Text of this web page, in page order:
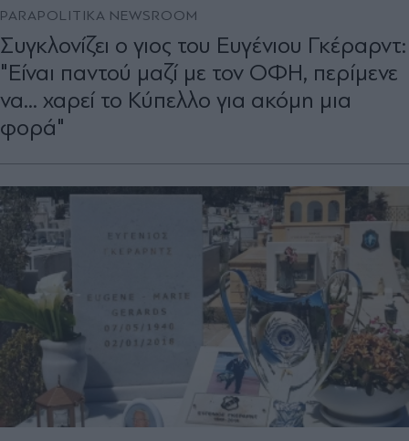
PARAPOLITIKA NEWSROOM
Συγκλονίζει ο γιος του Ευγένιου Γκέραρντ:
"Είναι παντού μαζί με τον ΟΦΗ, περίμενε
να... χαρεί το Κύπελλο για ακόμη μια
φορά"